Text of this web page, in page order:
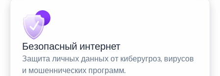
Безопасный интернет
Защита личных данных от киберугроз, вирусов
и мошеннических программ.